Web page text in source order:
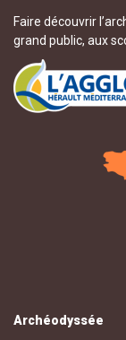
Faire découvrir
grand public, aux
Archéodyssée